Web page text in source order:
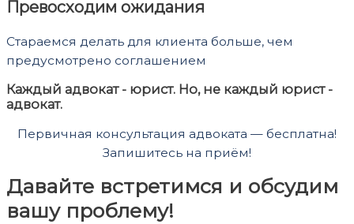
Превосходим ожидания
Стараемся делать для клиента больше, чем
предусмотрено соглашением
Каждый адвокат - юрист. Но, не каждый юрист -
адвокат.
Первичная консультация адвоката — бесплатна!
Запишитесь на приём!
Давайте встретимся и обсудим
вашу проблему!